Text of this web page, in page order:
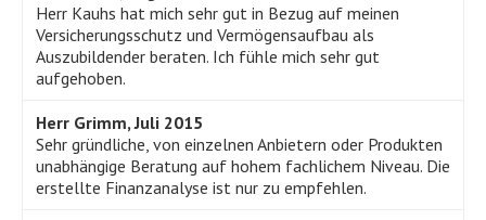
Herr Kauhs hat mich sehr gut in Bezug auf meinen
Versicherungsschutz und Vermögensaufbau als
Auszubildender beraten. Ich fühle mich sehr gut
aufgehoben.
Herr Grimm, Juli 2015
Sehr gründliche, von einzelnen Anbietern oder Produkten
unabhängige Beratung auf hohem fachlichem Niveau. Die
erstellte Finanzanalyse ist nur zu empfehlen.